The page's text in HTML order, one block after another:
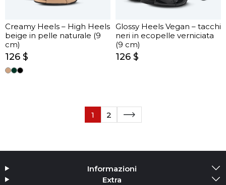
Creamy Heels – High Heels
beige in pelle naturale (9
cm)
126 $
Glossy Heels Vegan – tacchi
neri in ecopelle verniciata
(9 cm)
126 $
1 2
Informazioni
Extra